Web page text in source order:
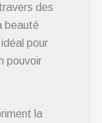
des
beauté
pour
pouvoir
la